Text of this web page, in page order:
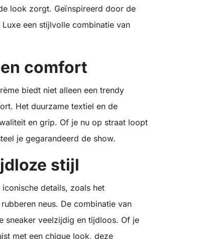
look zorgt. Geïnspireerd door de
een stijlvolle combinatie van
comfort
biedt niet alleen een trendy
Het duurzame textiel en de
en grip. Of je nu op straat loopt
je gegarandeerd de show.
stijl
details, zoals het
neus. De combinatie van
sneaker veelzijdig en tijdloos. Of je
met een chique look, deze